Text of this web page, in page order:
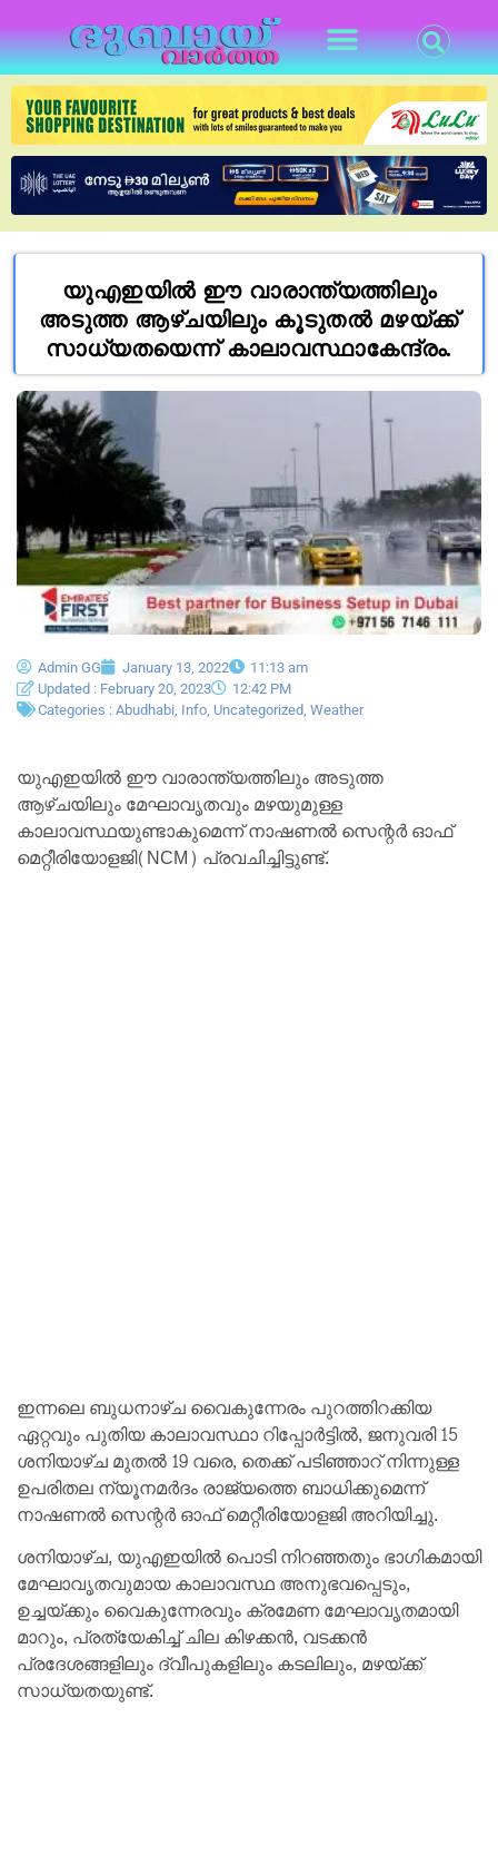
യുഎഇയിൽ ഈ വാരാന്ത്യത്തിലും
അടുത്ത ആഴ്ചയിലും കൂടുതൽ മഴയ്ക്ക്
സാധ്യതയെന്ന് കാലാവസ്ഥാകേന്ദ്രം.
Admin GG January 13, 2022
11:13 am
Updated : February 20, 2023
12:42 PM
Categories : Abudhabi Info Uncategorized Weather
യുഎഇയിൽ ഈ വാരാന്ത്യത്തിലും അടുത്ത
ആഴ്ചയിലും മേഘാവൃതവും മഴയുമുള്ള
കാലാവസ്ഥയുണ്ടാകുമെന്ന് നാഷണൽ സെന്റർ ഓഫ്
മെറ്റീരിയോളജി(NCM) പ്രവചിച്ചിട്ടുണ്ട്.
ഇന്നലെ ബുധനാഴ്ച വൈകുന്നേരം പുറത്തിറക്കിയ
ഏറ്റവും പുതിയ കാലാവസ്ഥാ റിപ്പോർട്ടിൽ, ജനുവരി 15
ശനിയാഴ്ച മുതൽ 19 വരെ, തെക്ക് പടിഞ്ഞാറ് നിന്നുള്ള
ഉപരിതല ന്യൂനമർദം രാജ്യത്തെ ബാധിക്കുമെന്ന്
നാഷണൽ സെന്റർ ഓഫ് മെറ്റീരിയോളജി അറിയിച്ചു.
ശനിയാഴ്ച, യുഎഇയിൽ പൊടി നിറഞ്ഞതും ഭാഗികമായി
മേഘാവൃതവുമായ കാലാവസ്ഥ അനുഭവപ്പെടും,
ഉച്ചയ്ക്കും വൈകുന്നേരവും ക്രമേണ മേഘാവൃതമായി
മാറും, പ്രത്യേകിച്ച് ചില കിഴക്കൻ, വടക്കൻ
പ്രദേശങ്ങളിലും ദ്വീപുകളിലും കടലിലും, മഴയ്ക്ക്
സാധ്യതയുണ്ട്.